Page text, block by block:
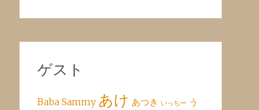
ゲスト
Baba Sammy あけ あつき いっちー う